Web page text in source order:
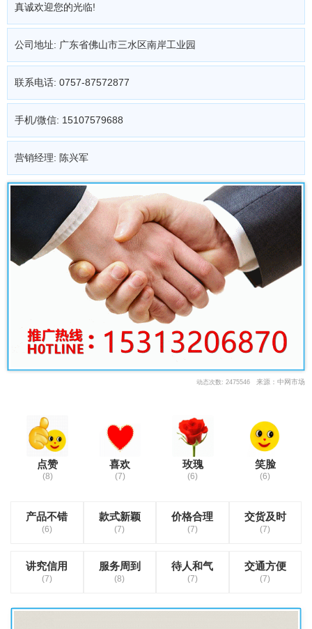
真诚欢迎您的光临!
公司地址: 广东省佛山市三水区南岸工业园
联系电话: 0757-87572877
手机/微信: 15107579688
营销经理: 陈兴军
动态次数: 2475546 来源：中网市场
点赞
(8)
喜欢
(7)
玫瑰
(6)
笑脸
(6)
产品不错
(6)
款式新颖
(7)
价格合理
(7)
交货及时
(7)
讲究信用
(7)
服务周到
(8)
待人和气
(7)
交通方便
(7)